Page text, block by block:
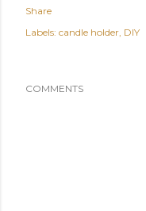
Share
Labels: candle holder DIY
COMMENTS